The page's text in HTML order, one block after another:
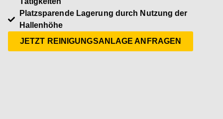
Platzsparende Lagerung durch Nutzung der
Hallenhöhe
JETZT REINIGUNGSANLAGE ANFRAGEN